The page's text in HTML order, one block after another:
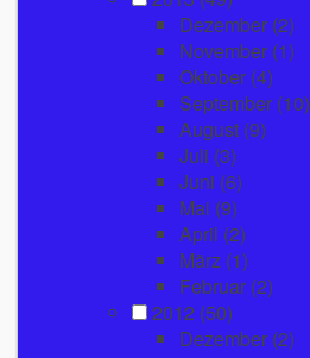
Dezember (2)
November (1)
Oktober (4)
September (10)
August (9)
Juli (3)
Juni (6)
Mai (9)
April (2)
März (1)
Februar (2)
2012 (50)
Dezember (2)